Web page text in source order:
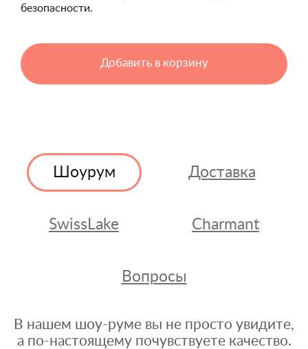
безопасности.
Добавить в корзину
Шоурум Доставка
SwissLake Charmant
Вопросы
В нашем шоу-руме вы не просто увидите,
а по-настоящему почувствуете качество.